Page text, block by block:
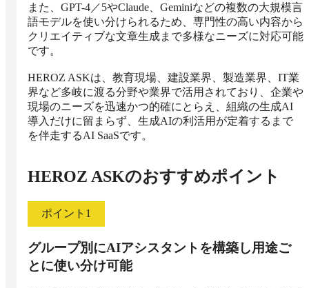
また、GPT-4／5やClaude、Geminiなどの複数の大規模言
語モデルを使い分けられるため、専門性の高い内容から
クリエイティブな文章生成まで多様なニーズに対応可能
です。
HEROZ ASKは、教育現場、建設業界、製造業界、IT業
界など多岐に渡る分野や業界で活用されており、企業や
現場のニーズを迅速かつ的確にとらえ、組織の生成AI
導入だけに留まらず、生成AIの利活用が定着するまで
を伴走するAI SaaSです。
HEROZ ASKのおすすめポイント
ポイント 1
グループ別にAIアシスタントを構築し用途ご
とに使い分け可能